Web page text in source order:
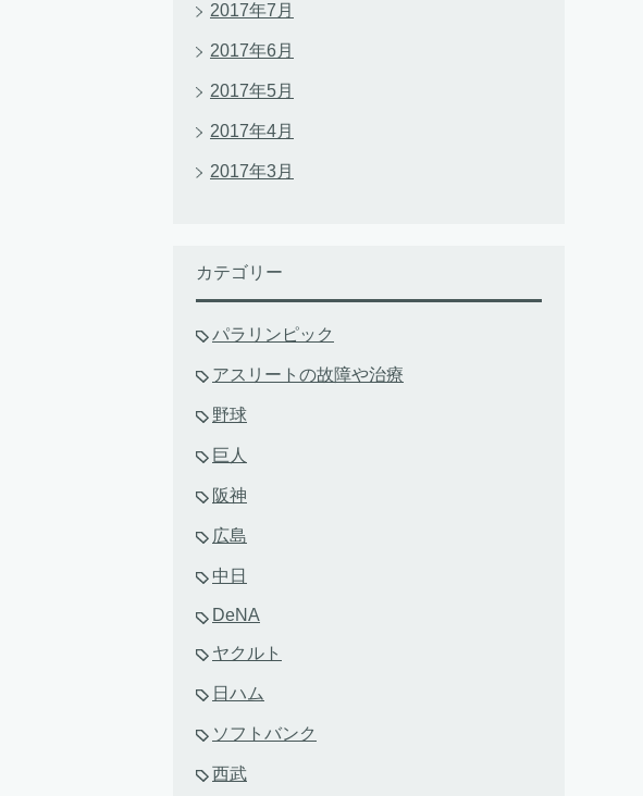
2017年7月
2017年6月
2017年5月
2017年4月
2017年3月
カテゴリー
パラリンピック
アスリートの故障や治療
野球
巨人
阪神
広島
中日
DeNA
ヤクルト
日ハム
ソフトバンク
西武